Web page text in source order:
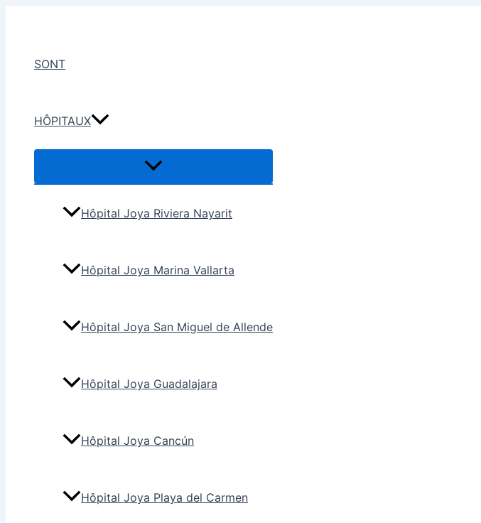
SONT
HÔPITAUX
Hôpital Joya Riviera Nayarit
Hôpital Joya Marina Vallarta
Hôpital Joya San Miguel de Allende
Hôpital Joya Guadalajara
Hôpital Joya Cancún
Hôpital Joya Playa del Carmen